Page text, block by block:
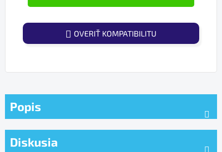
OVERIŤ KOMPATIBILITU
Popis
Diskusia